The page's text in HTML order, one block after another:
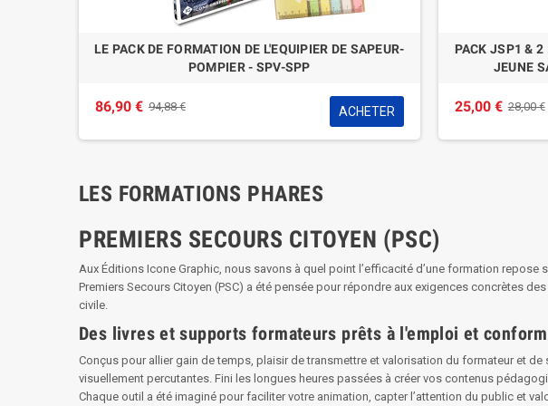
PACK JSP3 & 4 : LIVRE DE FORMATION INTERACTIF
JEUNE SAPEUR-POMPIER CYCLE 3 & 4
25,00 € 28,50 € ACHETER
LE LOT DE
58,00 € 59,98 €
LES FORMATIONS PHARES
PREMIERS SECOURS CITOYEN (PSC)
Aux Éditions Icone Graphic, nous savons à quel point l’efficacité d’une formation
Premiers Secours Citoyen (PSC) a été pensée pour répondre aux exigences concrètes
civile.
Des livres et supports formateurs prêts à l'emploi et
Conçus pour allier gain de temps, plaisir de transmettre et valorisation du formateur et
visuellement percutantes. Fini les longues heures passées à créer vos contenus
Chaque outil a été imaginé pour faciliter votre animation, capter l’attention du public et